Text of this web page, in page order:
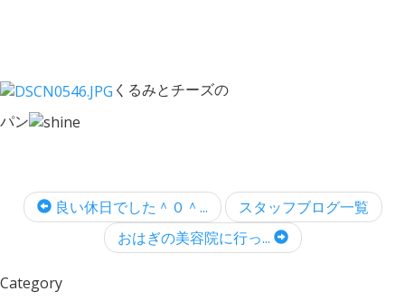
くるみとチーズの
パン
良い休日でした＾０＾...
スタッフブログ一覧
おはぎの美容院に行っ...
Category